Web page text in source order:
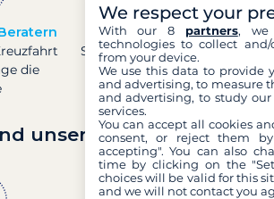
die
Preise in Echtzeit
Sehen Sie die Preise für
Boote in Echtzeit.
unsere Garantien?
We respect your
With our 8 partners, we
technologies to collect
from your device.
We use this data to provide
and advertising, to measure
and advertising, to study
services.
You can accept all cookies
consent, or reject them
accepting". You can also
time by clicking on the
choices will be valid for this
and we will not contact you